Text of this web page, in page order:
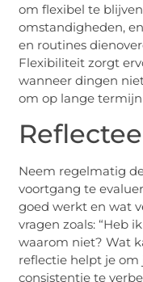
om flexibel te
omstandigheden,
en routines
Flexibiliteit zorgt
wanneer dingen
om op lange
Neem regelmatig
voortgang te
goed werkt en wat
vragen zoals: “Heb
waarom niet? Wat
reflectie helpt je om
consistentie te